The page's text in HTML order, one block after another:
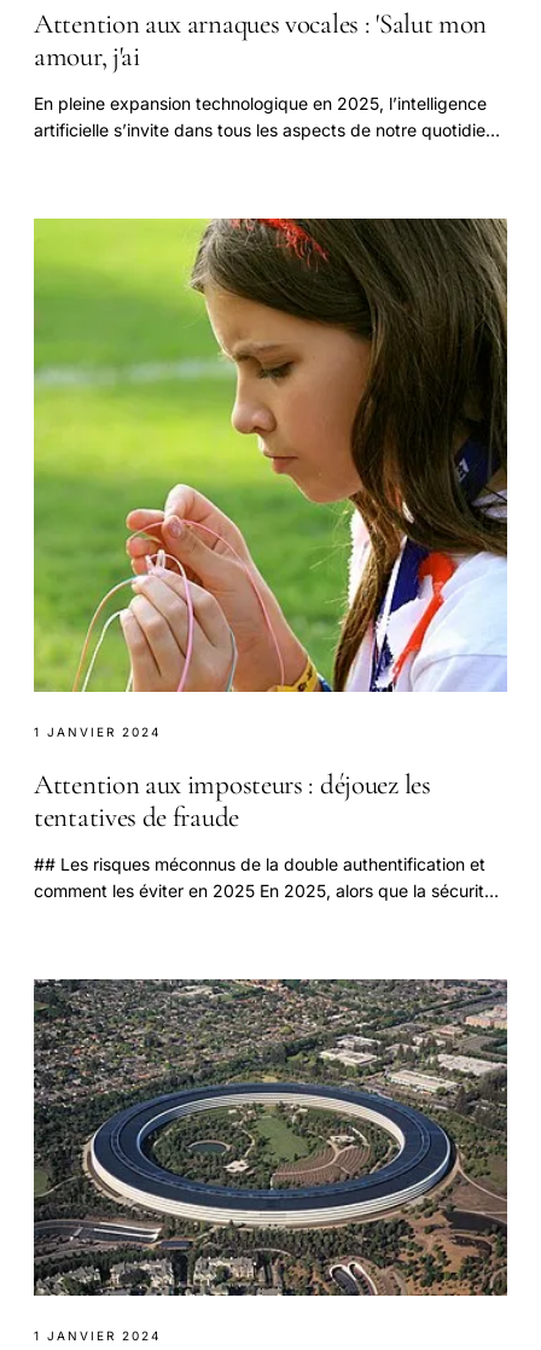
Attention aux arnaques vocales : 'Salut mon
amour, j'ai
En pleine expansion technologique en 2025, l’intelligence
artificielle s’invite dans tous les aspects de notre quotidien,
1 JANVIER 2024
Attention aux imposteurs : déjouez les
tentatives de fraude
## Les risques méconnus de la double authentification et
comment les éviter en 2025 En 2025, alors que la sécurité
1 JANVIER 2024